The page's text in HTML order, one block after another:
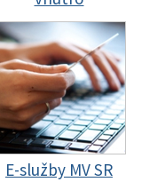
E-služby MV SR